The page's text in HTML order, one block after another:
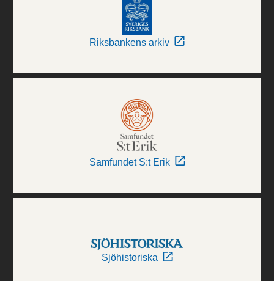
Riksbankens arkiv
Samfundet S:t Erik
Sjöhistoriska